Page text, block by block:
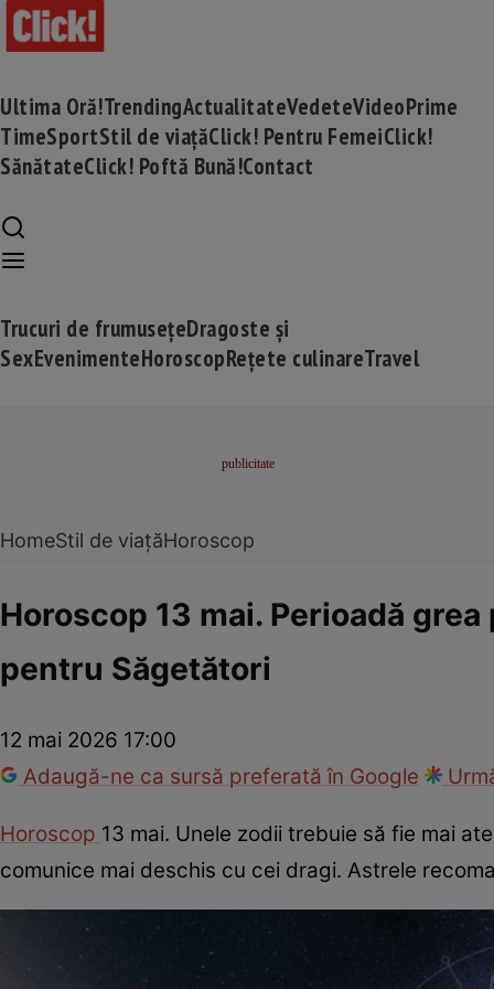
Ultima Oră!TrendingActualitateVedeteVideoPrime
TimeSportStil de viațăClick! Pentru FemeiClick!
SănătateClick! Poftă Bună!Contact
Trucuri de frumusețeDragoste și
SexEvenimenteHoroscopRețete culinareTravel
HomeStil de viațăHoroscop
Horoscop 13 mai. Perioadă
pentru Săgetători
12 mai 2026 17:00
Adaugă-ne ca sursă preferată în Google
Horoscop 13 mai. Unele zodii trebuie să fie mai
comunice mai deschis cu cei dragi. Astrele